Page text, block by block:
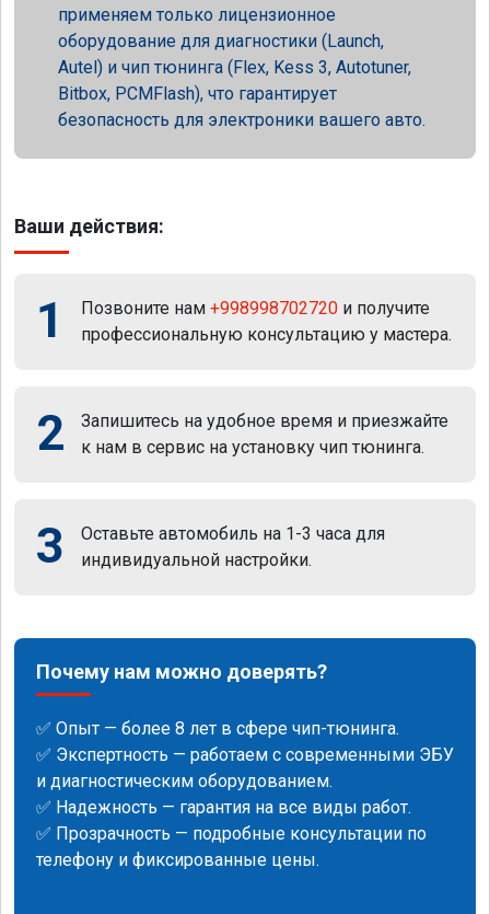
применяем только лицензионное
оборудование для диагностики (Launch,
Autel) и чип тюнинга (Flex, Kess 3, Autotuner,
Bitbox, PCMFlash), что гарантирует
безопасность для электроники вашего авто.
Ваши действия:
1 Позвоните нам +998998702720 и получите
профессиональную консультацию у мастера.
2
Запишитесь на удобное время и приезжайте
к нам в сервис на установку чип тюнинга.
3
Оставьте автомобиль на 1-3 часа для
индивидуальной настройки.
Почему нам можно доверять?
✅ Опыт — более 8 лет в сфере чип-тюнинга.
✅ Экспертность — работаем с современными ЭБУ
и диагностическим оборудованием.
✅ Надежность — гарантия на все виды работ.
✅ Прозрачность — подробные консультации по
телефону и фиксированные цены.